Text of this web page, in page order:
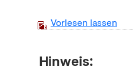
Vorlesen lassen
Hinweis: